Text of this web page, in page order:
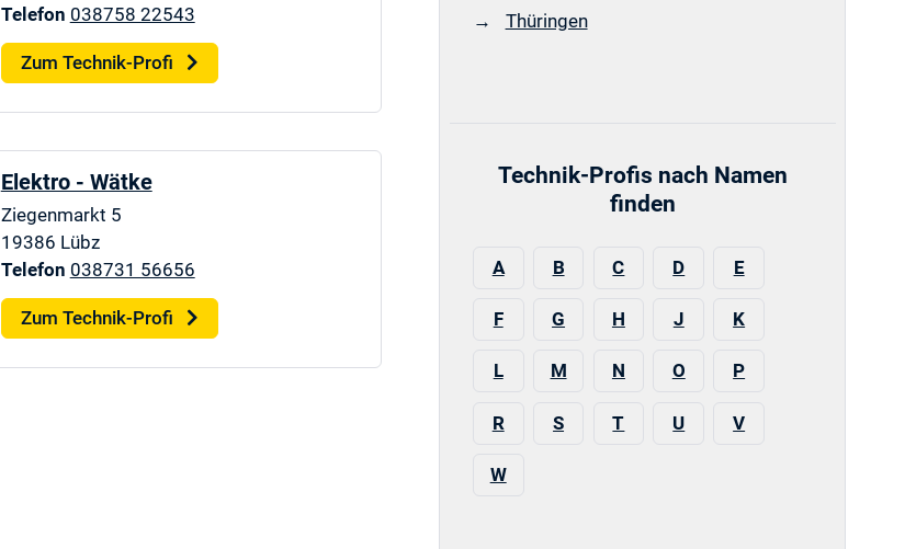
Telefon 038758 22543
Zum Technik-Profi
Elektro - Wätke
Ziegenmarkt 5
19386 Lübz
Telefon 038731 56656
Zum Technik-Profi
Thüringen
Technik-Profis nach Namen
finden
A B C D E
F G H J K
L M N O P
R S T U V
W